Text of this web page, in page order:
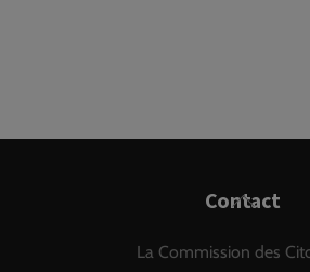
Back
Top
Contact
La Commission des